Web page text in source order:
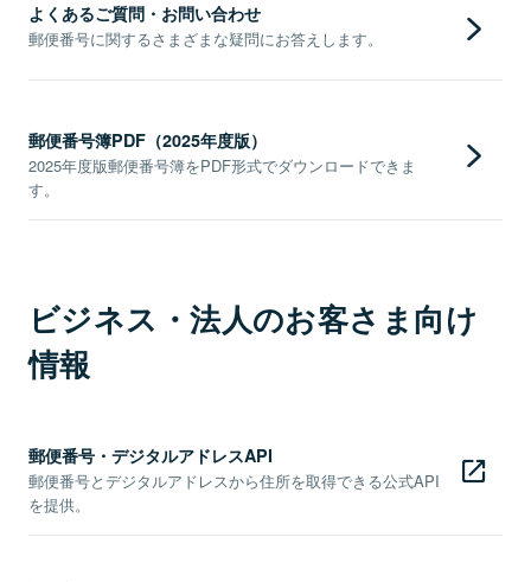
よくあるご質問・お問い合わせ
郵便番号に関するさまざまな疑問にお答えします。
郵便番号簿PDF（2025年度版）
2025年度版郵便番号簿をPDF形式でダウンロードできま
す。
ビジネス・法人のお客さま向け
情報
郵便番号・デジタルアドレスAPI
郵便番号とデジタルアドレスから住所を取得できる公式API
を提供。